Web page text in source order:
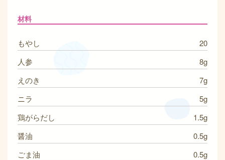
材料
もやし
20
人参
8g
えのき
7g
ニラ
5g
鶏がらだし
1.5g
醤油
0.5g
ごま油
0.5g